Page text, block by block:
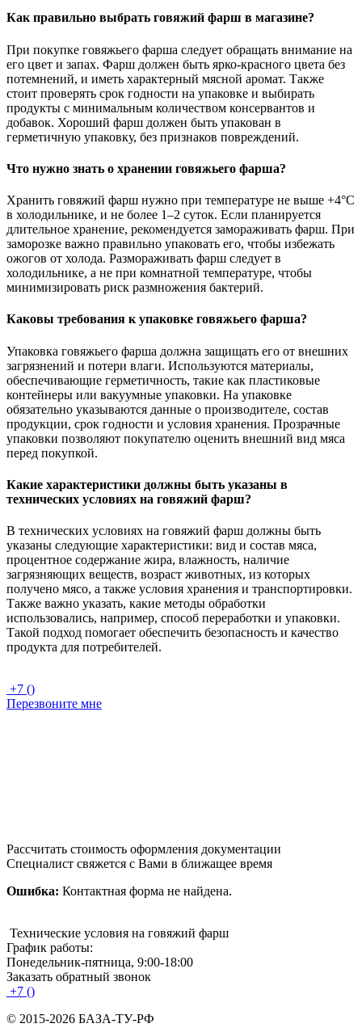
Как правильно выбрать говяжий фарш в магазине?
При покупке говяжьего фарша следует обращать внимание на
его цвет и запах. Фарш должен быть ярко-красного цвета без
потемнений, и иметь характерный мясной аромат. Также
стоит проверять срок годности на упаковке и выбирать
продукты с минимальным количеством консервантов и
добавок. Хороший фарш должен быть упакован в
герметичную упаковку, без признаков повреждений.
Что нужно знать о хранении говяжьего фарша?
Хранить говяжий фарш нужно при температуре не выше +4°C
в холодильнике, и не более 1–2 суток. Если планируется
длительное хранение, рекомендуется замораживать фарш. При
заморозке важно правильно упаковать его, чтобы избежать
ожогов от холода. Размораживать фарш следует в
холодильнике, а не при комнатной температуре, чтобы
минимизировать риск размножения бактерий.
Каковы требования к упаковке говяжьего фарша?
Упаковка говяжьего фарша должна защищать его от внешних
загрязнений и потери влаги. Используются материалы,
обеспечивающие герметичность, такие как пластиковые
контейнеры или вакуумные упаковки. На упаковке
обязательно указываются данные о производителе, состав
продукции, срок годности и условия хранения. Прозрачные
упаковки позволяют покупателю оценить внешний вид мяса
перед покупкой.
Какие характеристики должны быть указаны в
технических условиях на говяжий фарш?
В технических условиях на говяжий фарш должны быть
указаны следующие характеристики: вид и состав мяса,
процентное содержание жира, влажность, наличие
загрязняющих веществ, возраст животных, из которых
получено мясо, а также условия хранения и транспортировки.
Также важно указать, какие методы обработки
использовались, например, способ переработки и упаковки.
Такой подход помогает обеспечить безопасность и качество
продукта для потребителей.
+7 ()
Перезвоните мне
Рассчитать стоимость оформления документации
Специалист свяжется с Вами в ближащее время
Ошибка: Контактная форма не найдена.
Технические условия на говяжий фарш
График работы:
Понедельник-пятница, 9:00-18:00
Заказать обратный звонок
+7 ()
© 2015-2026 БАЗА-ТУ-РФ